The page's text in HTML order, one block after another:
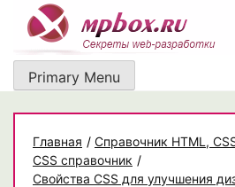
content
Primary Menu
Главная / Cправочник HTML,
CSS справочник /
Свойства CSS для улучшения